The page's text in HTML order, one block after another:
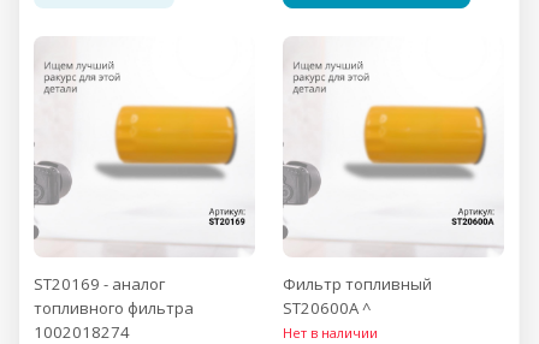
ST20169 - аналог
топливного фильтра
1002018274
Фильтр топливный
ST20600A ^
Нет в наличии